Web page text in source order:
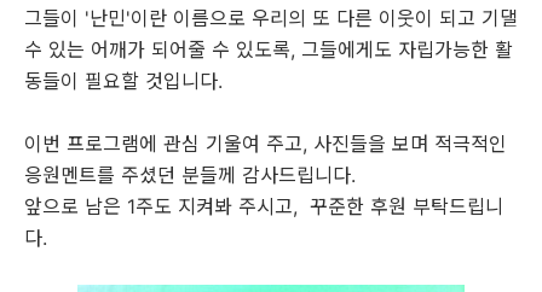
그들이 '난민'이란 이름으로 우리의 또 다른 이웃이 되고 기댈
수 있는 어깨가 되어줄 수 있도록, 그들에게도 자립가능한 활
동들이 필요할 것입니다.
이번 프로그램에 관심 기울여 주고, 사진들을 보며 적극적인
응원멘트를 주셨던 분들께 감사드립니다.
앞으로 남은 1주도 지켜봐 주시고, 꾸준한 후원 부탁드립니
다.